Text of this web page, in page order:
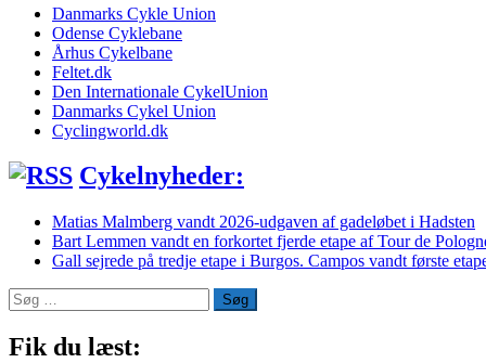
Danmarks Cykle Union
Odense Cyklebane
Århus Cykelbane
Feltet.dk
Den Internationale CykelUnion
Danmarks Cykel Union
Cyclingworld.dk
Cykelnyheder:
Matias Malmberg vandt 2026-udgaven af gadeløbet i Hadsten
Bart Lemmen vandt en forkortet fjerde etape af Tour de
Gall sejrede på tredje etape i Burgos. Campos vandt første
Søg
efter:
Fik du læst: